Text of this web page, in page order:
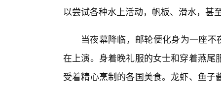
以尝试各种水上活动，帆板、滑水，甚
当夜幕降临，邮轮便化身为一座
在上演。身着晚礼服的女士和穿着燕
受着精心烹制的各国美食。龙虾、鱼